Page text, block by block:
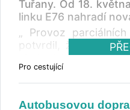
Tuřany. Od 18.
linku E76 nahradí
„ Provoz
potvrdil, že jsou
ekologickou
kde není v plné
vedení. V souladu
Pro cestující
Autobusovou